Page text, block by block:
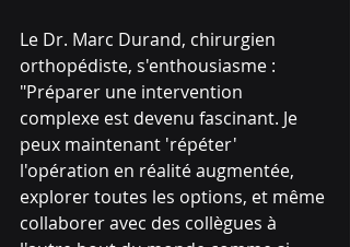
Le Dr. Marc Durand, chirurgien
orthopédiste, s'enthousiasme :
"Préparer une intervention
complexe est devenu fascinant. Je
peux maintenant 'répéter'
l'opération en réalité augmentée,
explorer toutes les options, et même
collaborer avec des collègues à